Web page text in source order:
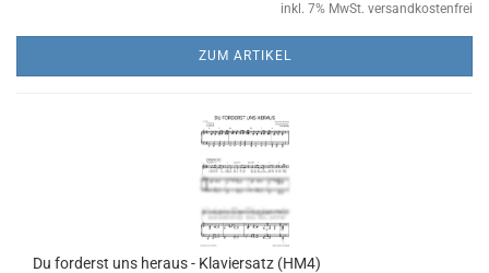
inkl. 7% MwSt. versandkostenfrei
ZUM ARTIKEL
Du for­derst uns her­aus - Kla­vier­satz (HM4)